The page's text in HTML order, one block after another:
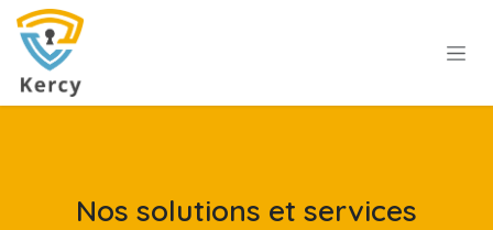
Se rendre au contenu
Nos solutions et services